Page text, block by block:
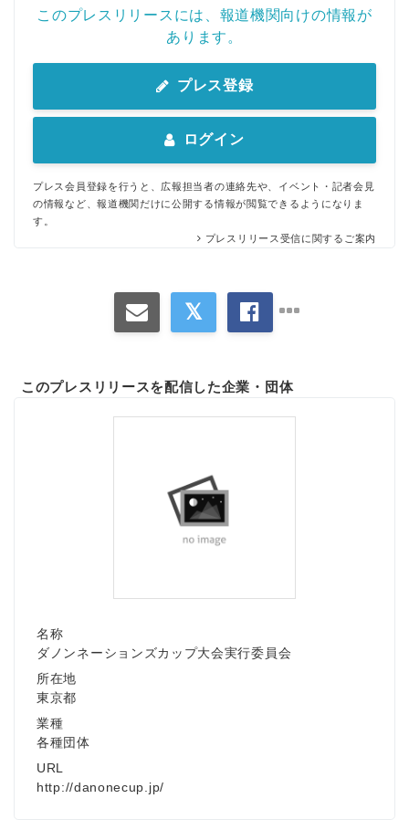
このプレスリリースには、報道機関向けの情報が
あります。
プレス登録
ログイン
プレス会員登録を行うと、広報担当者の連絡先や、イベント・記者会見
の情報など、報道機関だけに公開する情報が閲覧できるようになりま
す。
プレスリリース受信に関するご案内
このプレスリリースを配信した企業・団体
名称
ダノンネーションズカップ大会実行委員会
所在地
東京都
業種
各種団体
URL
http://danonecup.jp/